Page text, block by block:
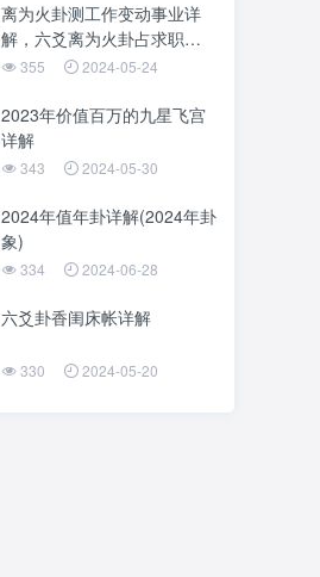
离为火卦测工作变动事业详
解，六爻离为火卦占求职考
试解卦吉凶
355 2024-05-24
2023年价值百万的九星飞宫
详解
343 2024-05-30
2024年值年卦详解(2024年卦
象)
334 2024-06-28
六爻卦香闺床帐详解
330 2024-05-20